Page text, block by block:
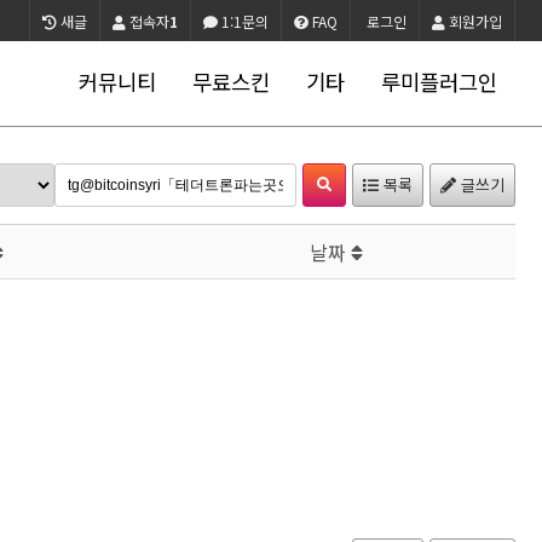
회원가입
로그인
FAQ
1:1문의
접속자1
새글
커뮤니티 무료스킨 기타 루미플러그인
목록 글쓰기
날짜